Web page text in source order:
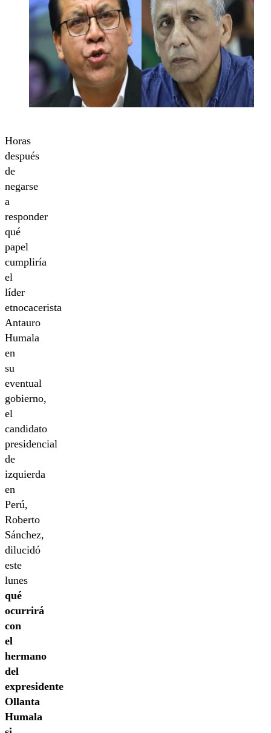
Horas
después
de
negarse
a
responder
qué
papel
cumpliría
el
líder
etnocacerista
Antauro
Humala
en
su
eventual
gobierno,
el
candidato
presidencial
de
izquierda
en
Perú,
Roberto
Sánchez,
dilucidó
este
lunes
qué
ocurrirá
con
el
hermano
del
expresidente
Ollanta
Humala